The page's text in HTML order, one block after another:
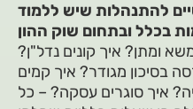
להתנהלות שיש ללמוד
בכלל ובתחום שוק ההון
ומתן? איך קונים נדל"ן?
בסיכון מגודר? איך קמים
איך סוגרים עסקה? – כל